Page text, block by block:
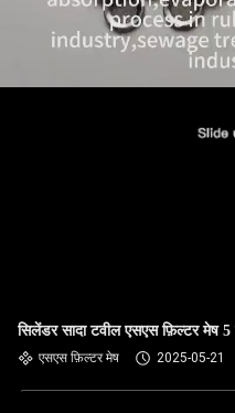
सिलेंडर सादा टवील एसएस फ़िल्टर मेष
एसएस फ़िल्टर मेष 2025-05-21